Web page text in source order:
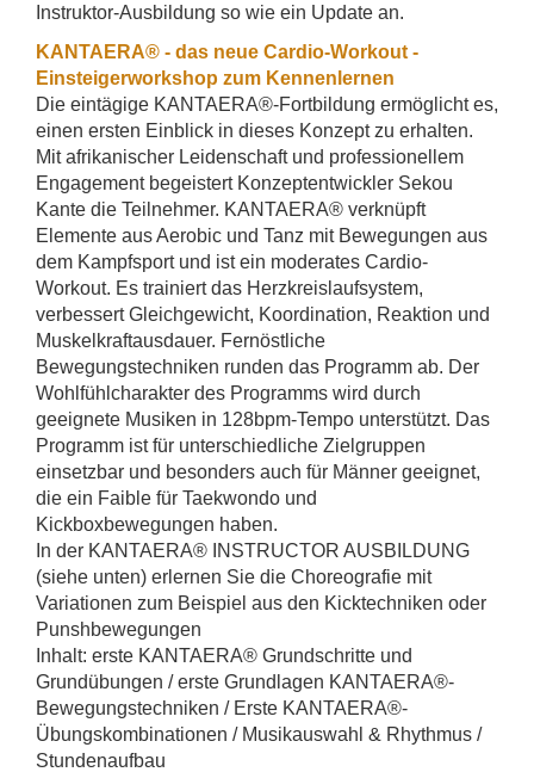
Instruktor-Ausbildung so wie ein Update an.
KANTAERA® - das neue Cardio-Workout -
Einsteigerworkshop zum Kennenlernen
Die eintägige KANTAERA®-Fortbildung ermöglicht es,
einen ersten Einblick in dieses Konzept zu erhalten.
Mit afrikanischer Leidenschaft und professionellem
Engagement begeistert Konzeptentwickler Sekou
Kante die Teilnehmer. KANTAERA® verknüpft
Elemente aus Aerobic und Tanz mit Bewegungen aus
dem Kampfsport und ist ein moderates Cardio-
Workout. Es trainiert das Herzkreislaufsystem,
verbessert Gleichgewicht, Koordination, Reaktion und
Muskelkraftausdauer. Fernöstliche
Bewegungstechniken runden das Programm ab. Der
Wohlfühlcharakter des Programms wird durch
geeignete Musiken in 128bpm-Tempo unterstützt. Das
Programm ist für unterschiedliche Zielgruppen
einsetzbar und besonders auch für Männer geeignet,
die ein Faible für Taekwondo und
Kickboxbewegungen haben.
In der KANTAERA® INSTRUCTOR AUSBILDUNG
(siehe unten) erlernen Sie die Choreografie mit
Variationen zum Beispiel aus den Kicktechniken oder
Punshbewegungen
Inhalt: erste KANTAERA® Grundschritte und
Grundübungen / erste Grundlagen KANTAERA®-
Bewegungstechniken / Erste KANTAERA®-
Übungskombinationen / Musikauswahl & Rhythmus /
Stundenaufbau